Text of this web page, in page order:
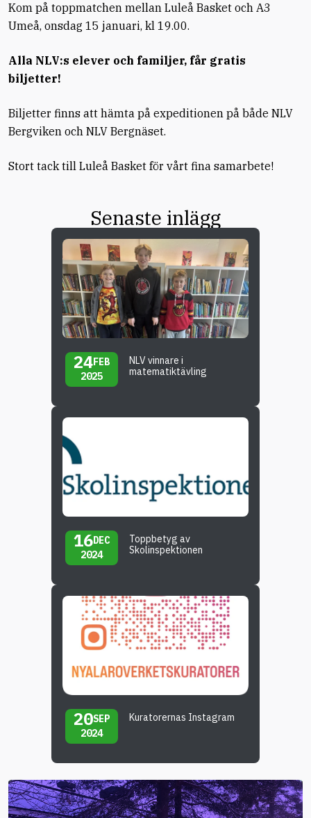
Kom på toppmatchen mellan Luleå Basket och A3
Umeå, onsdag 15 januari, kl 19.00.
Alla NLV:s elever och familjer, får gratis
biljetter!
Biljetter finns att hämta på expeditionen på både NLV
Bergviken och NLV Bergnäset.
Stort tack till Luleå Basket för vårt fina samarbete!
Senaste inlägg
24FEB
2025
NLV vinnare i
matematiktävling
16DEC
2024
Toppbetyg av
Skolinspektionen
20SEP
2024
Kuratorernas Instagram